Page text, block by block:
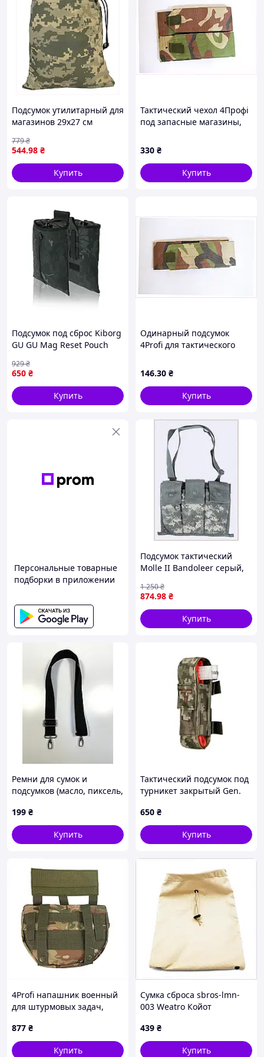
Подсумок утилитарный для
магазинов 29х27 см
544.98 ₴
779₴
Купить
Тактический чехол 4Профі
под запасные магазины,
330 ₴
Купить
Подсумок под сброс Kiborg
GU GU Mag Reset Pouch
тактические военный
650 ₴
929₴
Купить
Одинарный подсумок
4Profi для тактического
146.30 ₴
Купить
Персональные товарные
подборки в приложении
Подсумок тактический
Molle II Bandoleer серый,
874.98 ₴
1 250₴
Купить
Ремни для сумок и
подсумков (масло, пиксель,
199 ₴
Купить
Тактический подсумок под
турникет закрытый Gen.
военный MOLLE подсумок
для турникета
650 ₴
Купить
4Profi напашник военный
для штурмовых задач,
877 ₴
Купить
Сумка сброса sbros-lmn-
003 Weatro Койот
439 ₴
Купить